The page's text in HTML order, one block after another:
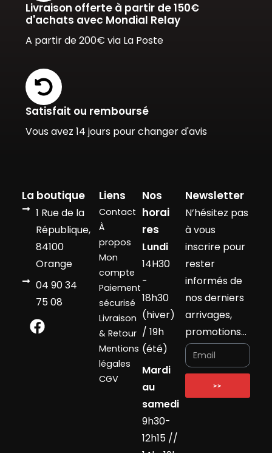
Livraison offerte à partir de 150€
d'achats avec Mondial Relay
A partir de 200€ via La Poste
Satisfait ou remboursé
Vous avez 14 jours pour changer d'avis
La boutique
1 Rue de la
République,
84100
Orange
04 90 34
75 08
Liens
Contact
À
propos
Mon
compte
Paiement
sécurisé
Livraison
& Retour
Mentions
légales
CGV
Nos
horai
res
Lundi
14H30
-
18h30
(hiver)
/ 19h
(été)
Mardi
au
samedi
9h30-
12h15 //
Newsletter
N’hésitez pas
à vous
inscrire pour
rester
informés de
nos derniers
arrivages,
promotions…
>>